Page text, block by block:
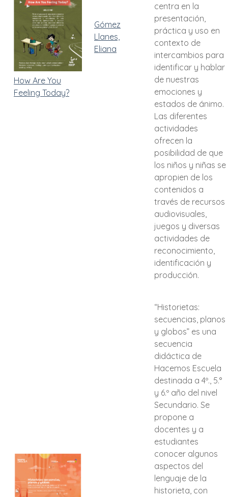
How Are You
Feeling Today?
Gómez
Llanes,
Eliana
centra en la
presentación,
práctica y uso en
contexto de
intercambios para
identificar y hablar
de nuestras
emociones y
estados de ánimo.
Las diferentes
actividades
ofrecen la
posibilidad de que
los niños y niñas se
apropien de los
contenidos a
través de recursos
audiovisuales,
juegos y diversas
actividades de
reconocimiento,
identificación y
producción.
“Historietas:
secuencias, planos
y globos” es una
secuencia
didáctica de
Hacemos Escuela
destinada a 4º., 5.°
y 6.º año del nivel
Secundario. Se
propone a
docentes y a
estudiantes
conocer algunos
aspectos del
lenguaje de la
historieta, con